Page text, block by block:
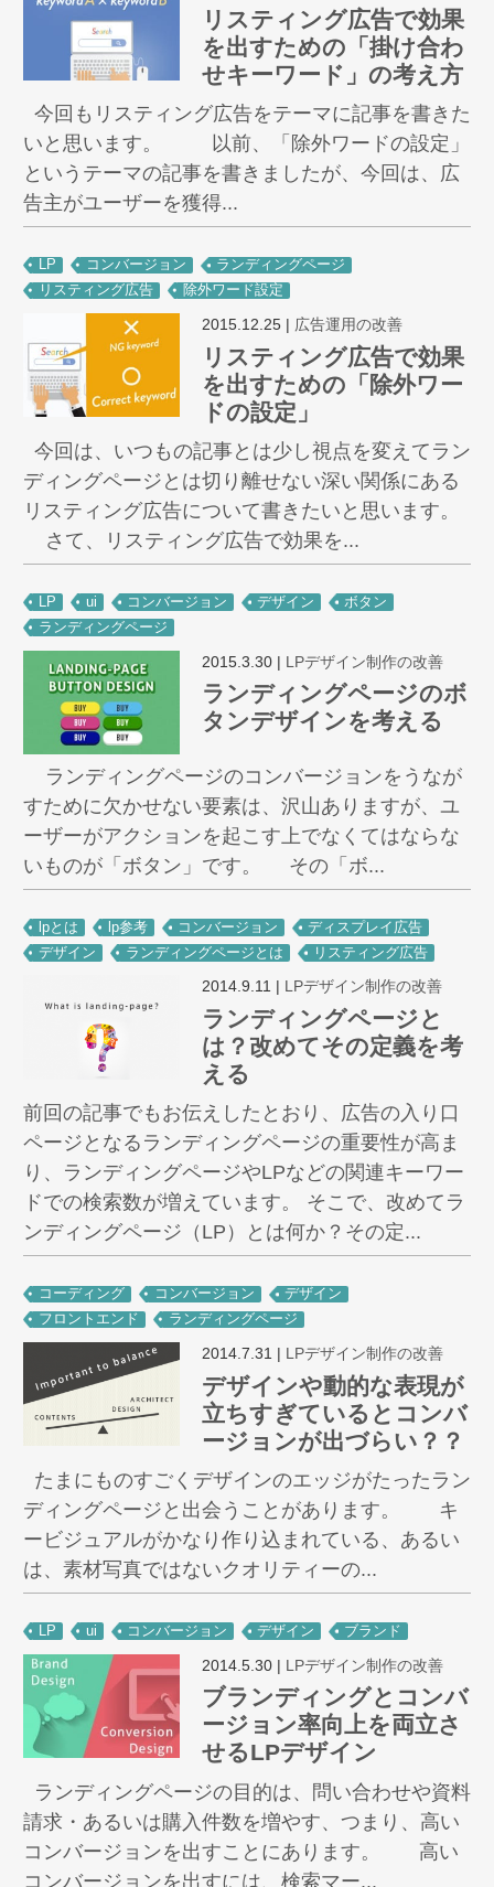
リスティング広告で効果
を出すための「掛け合わ
せキーワード」の考え方
今回もリスティング広告をテーマに記事を書きた
いと思います。 以前、「除外ワードの設定」
というテーマの記事を書きましたが、今回は、広
告主がユーザーを獲得...
LP コンバージョン
ランディングページ
リスティング広告
除外ワード設定
2015.12.25 | 広告運用の改善
リスティング広告で効果
を出すための「除外ワー
ドの設定」
今回は、いつもの記事とは少し視点を変えてラン
ディングページとは切り離せない深い関係にある
リスティング広告について書きたいと思います。
さて、リスティング広告で効果を...
LP ui コンバージョン デザイン
ボタン
ランディングページ
2015.3.30 | LPデザイン制作の改善
ランディングページのボ
タンデザインを考える
ランディングページのコンバージョンをうなが
すために欠かせない要素は、沢山ありますが、ユ
ーザーがアクションを起こす上でなくてはならな
いものが「ボタン」です。 その「ボ...
lpとは lp参考 コンバージョン
ディスプレイ広告
デザイン
ランディングページとは リスティング広告
2014.9.11 | LPデザイン制作の改善
ランディングページと
は？改めてその定義を考
える
前回の記事でもお伝えしたとおり、広告の入り口
ページとなるランディングページの重要性が高ま
り、ランディングページやLPなどの関連キーワー
ドでの検索数が増えています。 そこで、改めてラ
ンディングページ（LP）とは何か？その定...
コーディング コンバージョン
デザイン
フロントエンド
ランディングページ
2014.7.31 | LPデザイン制作の改善
デザインや動的な表現が
立ちすぎているとコンバ
ージョンが出づらい？？
たまにものすごくデザインのエッジがたったラン
ディングページと出会うことがあります。 キ
ービジュアルがかなり作り込まれている、あるい
は、素材写真ではないクオリティーの...
LP ui コンバージョン デザイン ブランド
2014.5.30 | LPデザイン制作の改善
ブランディングとコンバ
ージョン率向上を両立さ
せるLPデザイン
ランディングページの目的は、問い合わせや資料
請求・あるいは購入件数を増やす、つまり、高い
コンバージョンを出すことにあります。 高い
コンバージョンを出すには、検索マー...